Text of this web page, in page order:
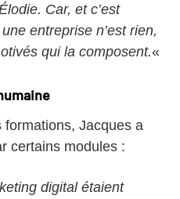
Car, et c’est
entreprise n’est rien,
qui la composent.«
formations, Jacques a
certains modules :
digital étaient